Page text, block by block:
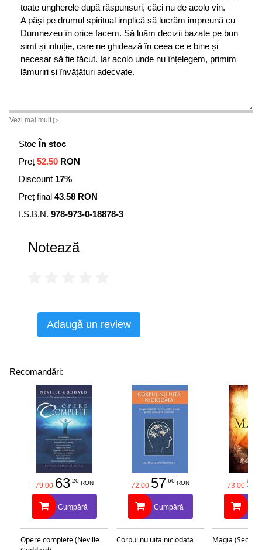
toate ungherele după răspunsuri, căci nu de acolo vin.
A păși pe drumul spiritual implică să lucrăm impreună cu
Dumnezeu în orice facem. Să luăm decizii bazate pe bun
simț și intuiție, care ne ghidează în ceea ce e bine și
necesar să fie făcut. Iar acolo unde nu înțelegem, primim
lămuriri și învățături adecvate.
Vezi mai mult ▷
Stoc În stoc
Preț 52.50 RON
Discount 17%
Preț final 43.58 RON
I.S.B.N. 978-973-0-18878-3
Notează
Adaugă un review
Recomandări:
79.00 63.20 RON
Cumpără
Opere complete (Neville
72.00 57.60 RON
Cumpără
Corpul nu uita niciodata
73.00 58
Magia